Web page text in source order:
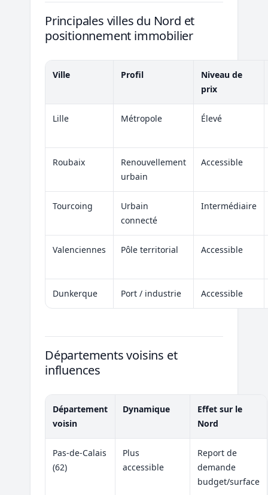
Principales villes du Nord et
positionnement immobilier
Ville Profil
Niveau de
prix
Lille Métropole Élevé
Roubaix
Renouvellement
urbain
Accessible
Tourcoing
Urbain
connecté
Intermédiaire
Valenciennes Pôle territorial Accessible
Dunkerque Port / industrie Accessible
Départements voisins et
influences
Département
voisin
Dynamique
Effet sur le
Nord
Pas-de-Calais
(62)
Plus
accessible
Report de
demande
budget/surface